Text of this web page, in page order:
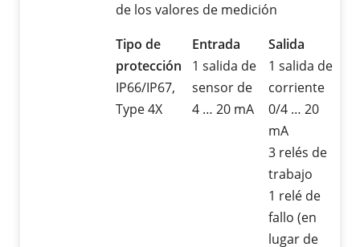
de los valores de medición
Tipo de
protección
IP66/IP67,
Type 4X
Entrada
1 salida de
sensor de
4 … 20 mA
Salida
1 salida de
corriente
0/4 … 20
mA
3 relés de
trabajo
1 relé de
fallo (en
lugar de